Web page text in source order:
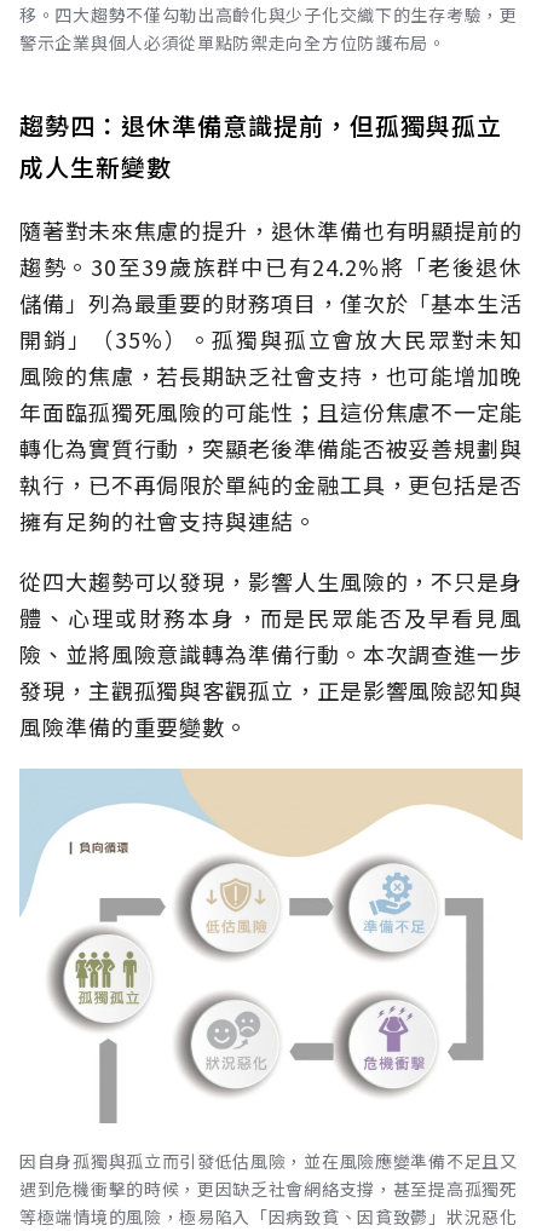
移。四大趨勢不僅勾勒出高齡化與少子化交織下的生存考驗，更
警示企業與個人必須從單點防禦走向全方位防護布局。
趨勢四：退休準備意識提前，但孤獨與孤立
成人生新變數
隨著對未來焦慮的提升，退休準備也有明顯提前的
趨勢。30至39歲族群中已有24.2%將「老後退休
儲備」列為最重要的財務項目，僅次於「基本生活
開銷」（35%）。孤獨與孤立會放大民眾對未知
風險的焦慮，若長期缺乏社會支持，也可能增加晚
年面臨孤獨死風險的可能性；且這份焦慮不一定能
轉化為實質行動，突顯老後準備能否被妥善規劃與
執行，已不再侷限於單純的金融工具，更包括是否
擁有足夠的社會支持與連結。
從四大趨勢可以發現，影響人生風險的，不只是身
體、心理或財務本身，而是民眾能否及早看見風
險、並將風險意識轉為準備行動。本次調查進一步
發現，主觀孤獨與客觀孤立，正是影響風險認知與
風險準備的重要變數。
因自身孤獨與孤立而引發低估風險，並在風險應變準備不足且又
遇到危機衝擊的時候，更因缺乏社會網絡支撐，甚至提高孤獨死
等極端情境的風險，極易陷入「因病致貧、因貧致鬱」狀況惡化